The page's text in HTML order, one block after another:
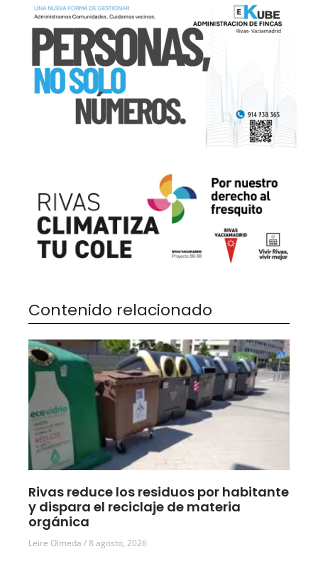
Contenido relacionado
Rivas reduce los residuos por habitante
y dispara el reciclaje de materia
orgánica
Leire Olmeda 8 agosto, 2026